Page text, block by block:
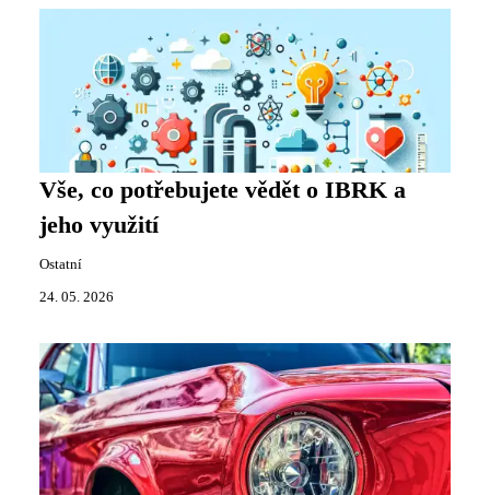
Vše, co potřebujete vědět o IBRK a
jeho využití
Ostatní
24. 05. 2026